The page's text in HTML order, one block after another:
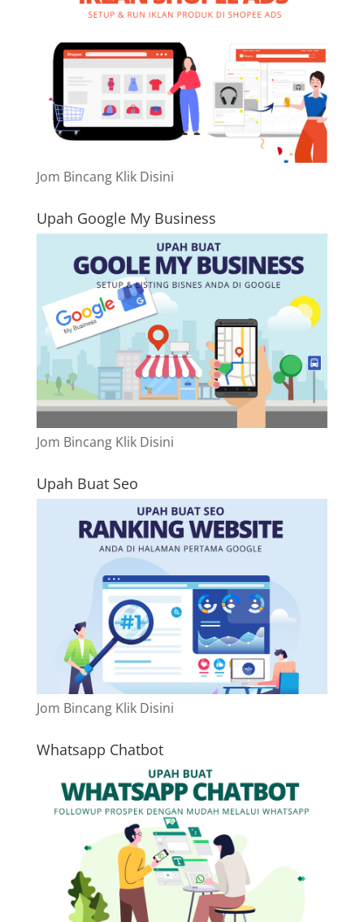
Jom Bincang Klik Disini
Upah Google My Business
Jom Bincang Klik Disini
Upah Buat Seo
Jom Bincang Klik Disini
Whatsapp Chatbot